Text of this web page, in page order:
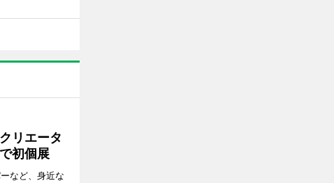
リエータ
初個展
など、身近な